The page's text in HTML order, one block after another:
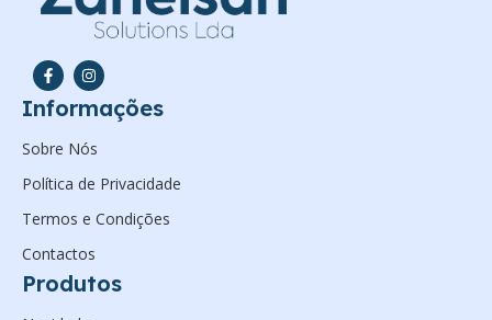
Informações
Sobre Nós
Política de Privacidade
Termos e Condições
Contactos
Produtos